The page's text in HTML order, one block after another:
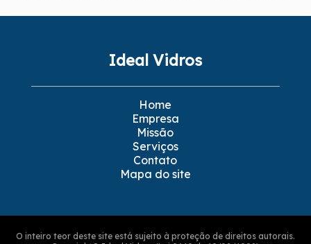
Ideal Vidros
Home
Empresa
Missão
Serviços
Contato
Mapa do site
O inteiro teor deste site está sujeito à proteção de direitos autorais.